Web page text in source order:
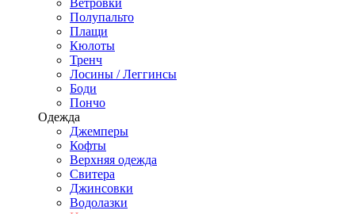
Полупальто
Плащи
Кюлоты
Тренч
Лосины / Леггинсы
Боди
Пончо
Одежда
Джемперы
Кофты
Верхняя одежда
Свитера
Джинсовки
Водолазки